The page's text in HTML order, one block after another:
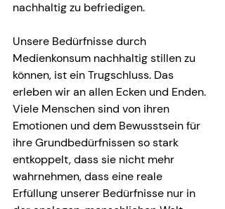
nachhaltig zu befriedigen.
Unsere Bedürfnisse durch
Medienkonsum nachhaltig stillen zu
können, ist ein Trugschluss. Das
erleben wir an allen Ecken und Enden.
Viele Menschen sind von ihren
Emotionen und dem Bewusstsein für
ihre Grundbedürfnissen so stark
entkoppelt, dass sie nicht mehr
wahrnehmen, dass eine reale
Erfüllung unserer Bedürfnisse nur in